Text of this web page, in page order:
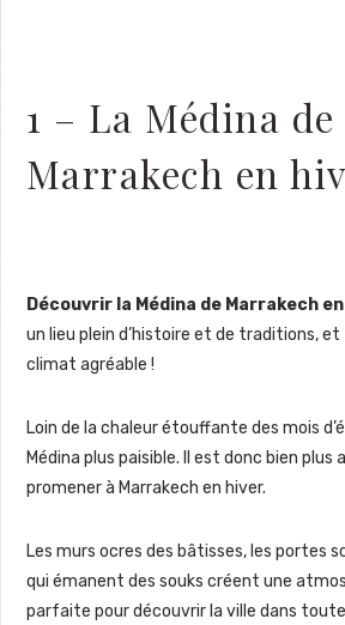
1 – La Médina de
Marrakech en
Découvrir la Médina de Marrakech
un lieu plein d’histoire et de traditions,
climat agréable !
Loin de la chaleur étouffante des mois
Médina plus paisible. Il est donc bien plus
promener à Marrakech en hiver.
Les murs ocres des bâtisses, les portes
qui émanent des souks créent une
parfaite pour découvrir la ville dans toute